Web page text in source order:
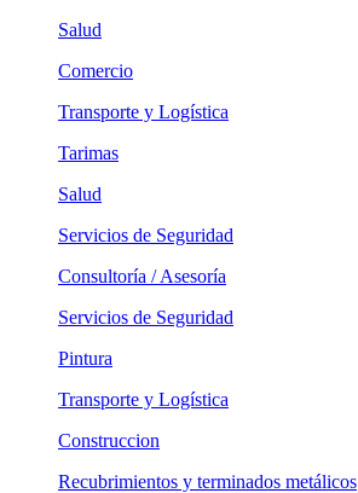
Salud
Comercio
Transporte y Logística
Tarimas
Salud
Servicios de Seguridad
Consultoría / Asesoría
Servicios de Seguridad
Pintura
Transporte y Logística
Construccion
Recubrimientos y terminados metálicos